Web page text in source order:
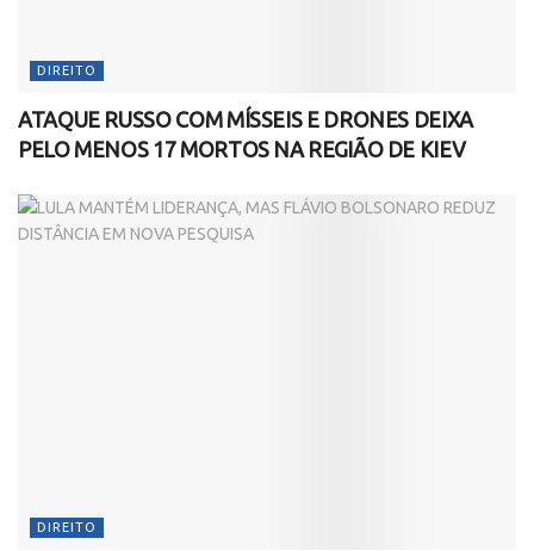
DIREITO
ATAQUE RUSSO COM MÍSSEIS E DRONES DEIXA
PELO MENOS 17 MORTOS NA REGIÃO DE KIEV
DIREITO